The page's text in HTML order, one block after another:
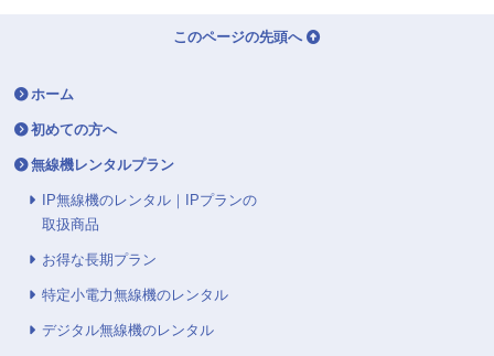
このページの先頭へ
ホーム
初めての方へ
無線機レンタルプラン
IP無線機のレンタル｜IPプランの
取扱商品
お得な長期プラン
特定小電力無線機のレンタル
デジタル無線機のレンタル